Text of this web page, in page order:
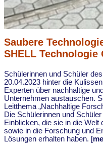
Saubere
SHELL Technologie
Schülerinnen und Schüler
20.04.2023 hinter die
Experten über nachhaltige
Unternehmen austauschen.
Leitthema „Nachhaltige
Die Schülerinnen und
Einblicken, die sie in die
sowie in die Forschung und
Lösungen erhalten haben. [